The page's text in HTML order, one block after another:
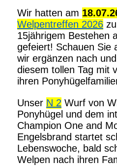
Wir hatten am
Welpentreffen 2026
15jährigem Bestehen
gefeiert! Schauen Sie
wir ergänzen nach
diesem tollen Tag mit
ihren
Unser N 2 Wurf von
Ponyhügel und dem
Champion One and
Engelsbrand startet
Lebenswoche, bald
Welpen nach ihren